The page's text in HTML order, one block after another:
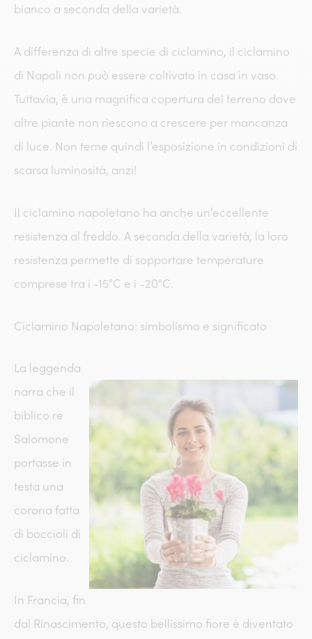
bianco a seconda della varietà.
A differenza di altre specie di ciclamino, il ciclamino
di Napoli non può essere coltivato in casa in vaso.
Tuttavia, è una magnifica copertura del terreno dove
altre piante non riescono a crescere per mancanza
di luce. Non teme quindi l’esposizione in condizioni di
scarsa luminosità, anzi!
Il ciclamino napoletano ha anche un’eccellente
resistenza al freddo. A seconda della varietà, la loro
resistenza permette di sopportare temperature
comprese tra i -15°C e i -20°C.
Ciclamino Napoletano: simbolismo e significato
La leggenda
narra che il
biblico re
Salomone
portasse in
testa una
corona fatta
di boccioli di
ciclamino.
In Francia, fin
dal Rinascimento, questo bellissimo fiore è diventato